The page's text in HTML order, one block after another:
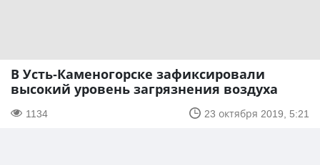
В Усть-Каменогорске зафиксировали
высокий уровень загрязнения воздуха
1134 23 октября 2019, 5:21